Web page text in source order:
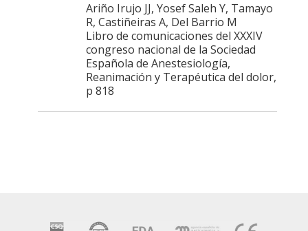
Ariño Irujo JJ, Yosef Saleh Y, Tamayo
R, Castiñeiras A, Del Barrio M
Libro de comunicaciones del XXXIV
congreso nacional de la Sociedad
Española de Anestesiología,
Reanimación y Terapéutica del dolor,
p 818